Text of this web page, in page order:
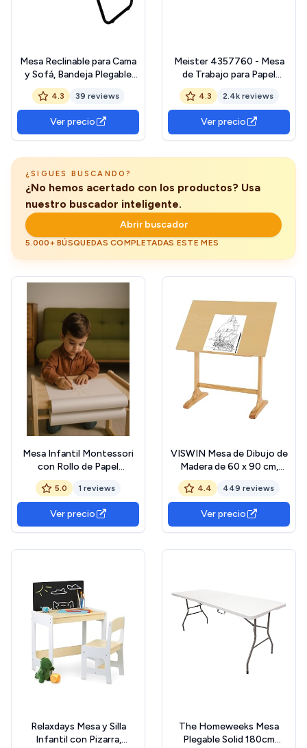
Mesa Reclinable para Cama
y Sofá, Bandeja Plegable
con Portavasos, Ideal para
Ordenador Portátil y
Libros, con Cinco Alturas,
Mesita Auxiliar Multiusos
de MDF, Acero y Plástico
4.3 39 reviews
Ver precio
Meister 4357760 - Mesa
de Trabajo para Papel
Pintado
4.3 2.4k reviews
Ver precio
¿SIGUES BUSCANDO?
¿No hemos acertado con los productos? Usa
nuestro buscador inteligente.
Abrir buscador
5.000+ BÚSQUEDAS COMPLETADAS ESTE MES
Mesa Infantil Montessori
con Rollo de Papel
EthosWood® | Escritorio
de Madera Natural
Barnizada | Seguro y
Ergonómico | Ideal para
Dibujar, Pintar, Estudiar y
5.0 1 reviews
Ver precio
VISWIN Mesa de Dibujo de
Madera de 60 x 90 cm,
ángulo Ajustable, 86 cm de
Altura Mesa de Artista de
Madera Maciza de Pino para
Dibujar, se inclina Plana,
Escritorio de Estudio para
4.4 449 reviews
Ver precio
Relaxdays Mesa y Silla
Infantil con Pizarra,
The Homeweeks Mesa
Plegable Solid 180cm